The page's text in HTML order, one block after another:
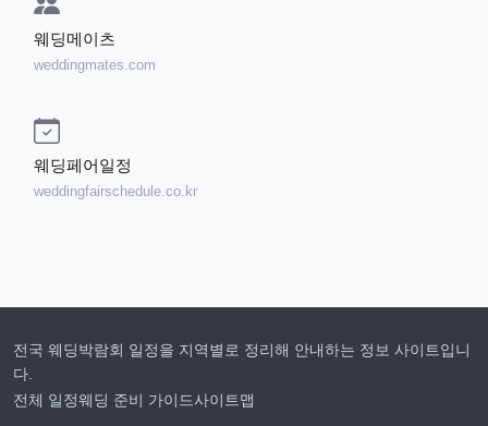
웨딩메이츠
weddingmates.com
웨딩페어일정
weddingfairschedule.co.kr
전국 웨딩박람회 일정을 지역별로 정리해 안내하는 정보 사이트입니
다.
전체 일정웨딩 준비 가이드사이트맵